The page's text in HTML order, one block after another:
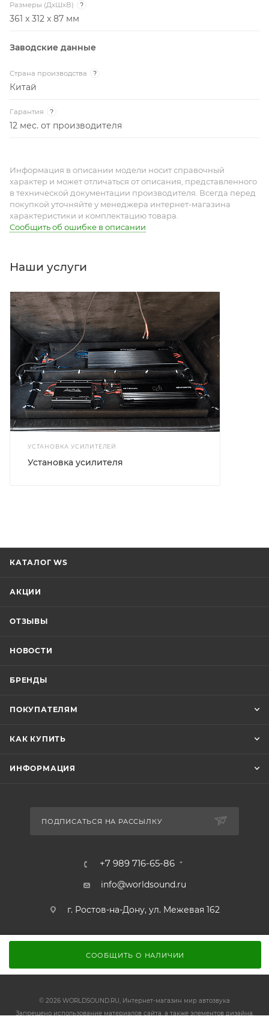
СООБЩИТЬ О НАЛИЧИИ
Размеры (ДxШxВ) ?
361 x 312 x 87 мм
Заводские данные
Страна производства ?
Китай
Гарантия ?
12 мес. от производителя
Информация в описании модели носит справочный
характер и может отличаться от описания, представленного
в технической документации производителя. Всегда перед
покупкой уточняйте у менеджера интернет-магазина
характеристики и комплектацию товара.
Сообщить об ошибке в описании
Наши услуги
УСТАНОВКА УСИЛИТЕЛЕЙ
Установка усилителя
КАТАЛОГ WS
АКЦИИ
ОТЗЫВЫ
НОВОСТИ
БРЕНДЫ
ПОКУПАТЕЛЯМ
КАК КУПИТЬ
ИНФОРМАЦИЯ
ПОДПИСАТЬСЯ НА РАССЫЛКУ
+7 989 716-65-86
info@worldsound.ru
г. Ростов-на-Дону, ул. Межевая 162
© 2026 WORLDSOUND.RU, Интернет-магазин мир автозвука
Запрещено использование материалов сайта, а также элементов дизайна,